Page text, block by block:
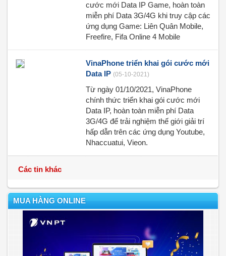
cước mới Data IP Game, hoàn toàn
miễn phí Data 3G/4G khi truy cập các
ứng dụng Game: Liên Quân Mobile,
Freefire, Fifa Online 4 Mobile
VinaPhone triển khai gói cước mới
Data IP (05-10-2021)
Từ ngày 01/10/2021, VinaPhone
chính thức triển khai gói cước mới
Data IP, hoàn toàn miễn phí Data
3G/4G để trải nghiệm thế giới giải trí
hấp dẫn trên các ứng dụng Youtube,
Nhaccuatui, Vieon.
Các tin khác
MUA HÀNG ONLINE